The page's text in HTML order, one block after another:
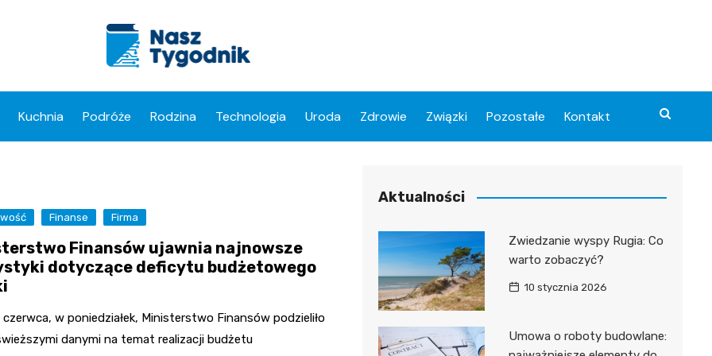
Kuchnia Podróże Rodzina Technologia Uroda Zdrowie Związki Pozostałe Kontakt
Finanse Firma
Finansów ujawnia najnowsze
dotyczące deficytu budżetowego
czerwca, w poniedziałek, Ministerstwo Finansów podzieliło
danymi na temat realizacji budżetu
Aktualności
Zwiedzanie wyspy Rugia: Co
warto zobaczyć?
10 stycznia 2026
Umowa o roboty budowlane: